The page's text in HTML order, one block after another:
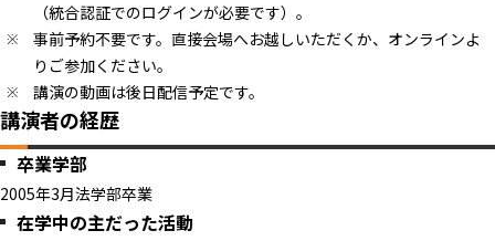
（統合認証でのログインが必要です）。
事前予約不要です。直接会場へお越しいただくか、オンラインよ
りご参加ください。
講演の動画は後日配信予定です。
講演者の経歴
卒業学部
2005年3月法学部卒業
在学中の主だった活動